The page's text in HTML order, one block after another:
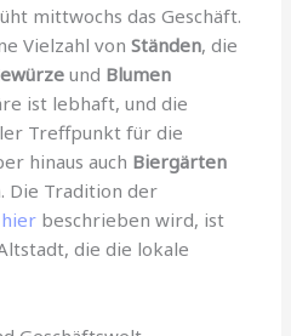
mittwochs das Geschäft.
Vielzahl vonStänden, die
und Blumen
ist lebhaft, und die
Treffpunkt für die
hinaus auch Biergärten
Die Tradition der
hier beschrieben wird, ist
die die lokale